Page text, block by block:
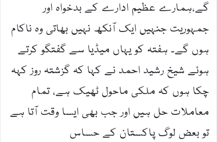
گے،ہمارے عظیم ادارے کے بدخواہ اور
جمہوریت جنہیں ایک آنکھ نہیں بھاتی وہ ناکام
ہوں گے۔ ہفتہ کو یہاں میڈیا سے گفتگو کرتے
ہوئے شیخ رشید احمد نے کہا کہ گزشتہ روز کہہ
چکا ہوں کہ ملکی ماحول ٹھیک ہے، تمام
معاملات حل ہیں اور جب بھی ایسا وقت آتا ہے
تو بعض لوگ پاکستان کے حساس